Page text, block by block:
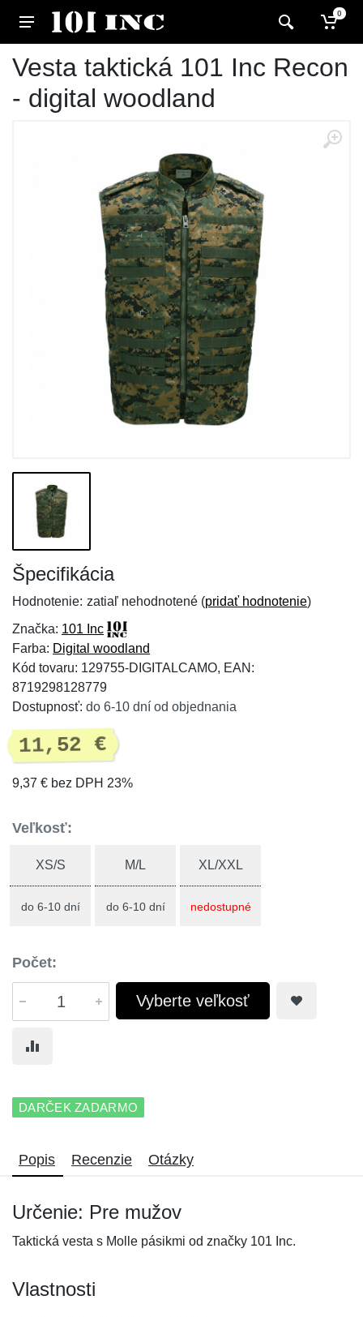
0
Vesta taktická 101 Inc Recon
- digital woodland
Špecifikácia
Hodnotenie: zatiaľ nehodnotené (pridať hodnotenie)
Značka: 101 Inc
Farba: Digital woodland
Kód tovaru: 129755-DIGITALCAMO, EAN:
8719298128779
Dostupnosť: do 6-10 dní od objednania
11,52 €
9,37 € bez DPH 23%
Veľkosť:
XS/S
do 6-10 dní
M/L
do 6-10 dní
XL/XXL
nedostupné
Počet:
Vyberte veľkosť
DARČEK ZADARMO
Popis Recenzie Otázky
Určenie: Pre mužov
Taktická vesta s Molle pásikmi od značky 101 Inc.
Vlastnosti